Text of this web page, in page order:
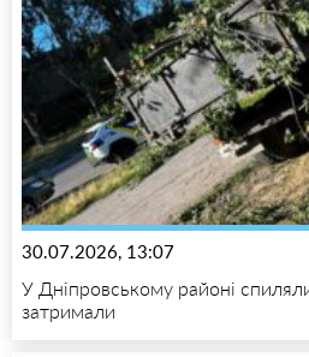
30.07.2026, 13:07
У Дніпровському районі
затримали